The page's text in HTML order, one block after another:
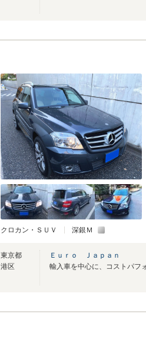
クロカン・ＳＵＶ 深銀Ｍ
東京都
港区
Ｅｕｒｏ Ｊａｐａｎ